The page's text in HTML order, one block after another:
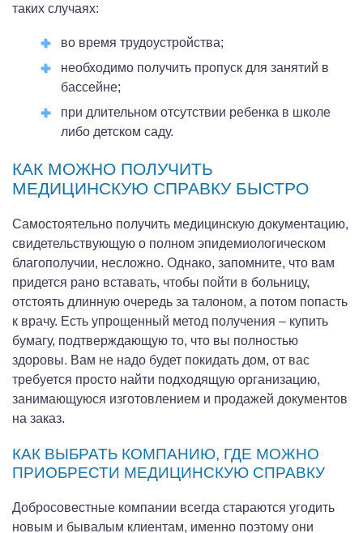
таких случаях:
во время трудоустройства;
необходимо получить пропуск для занятий в
бассейне;
при длительном отсутствии ребенка в школе
либо детском саду.
КАК МОЖНО ПОЛУЧИТЬ
МЕДИЦИНСКУЮ СПРАВКУ БЫСТРО
Самостоятельно получить медицинскую документацию,
свидетельствующую о полном эпидемиологическом
благополучии, несложно. Однако, запомните, что вам
придется рано вставать, чтобы пойти в больницу,
отстоять длинную очередь за талоном, а потом попасть
к врачу. Есть упрощенный метод получения – купить
бумагу, подтверждающую то, что вы полностью
здоровы. Вам не надо будет покидать дом, от вас
требуется просто найти подходящую организацию,
занимающуюся изготовлением и продажей документов
на заказ.
КАК ВЫБРАТЬ КОМПАНИЮ, ГДЕ МОЖНО
ПРИОБРЕСТИ МЕДИЦИНСКУЮ СПРАВКУ
Добросовестные компании всегда стараются угодить
новым и бывалым клиентам, именно поэтому они